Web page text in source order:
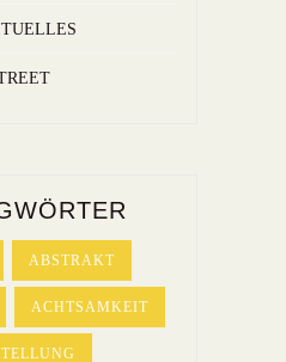
ABSTRAKT
ACHTSAMKEIT